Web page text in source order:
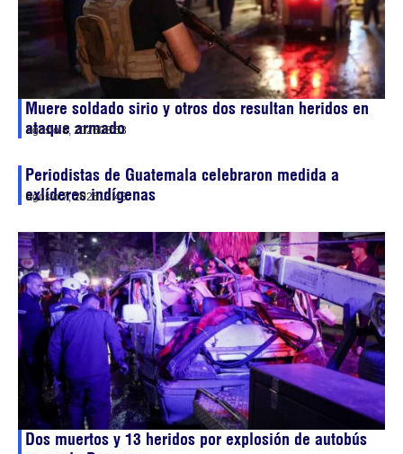
Muere soldado sirio y otros dos resultan heridos en
ataque armado
agosto 8, 202608:53
Periodistas de Guatemala celebraron medida a
exlíderes indígenas
agosto 7, 202613:43
Dos muertos y 13 heridos por explosión de autobús